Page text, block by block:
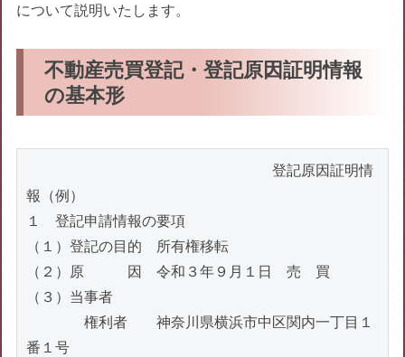
について説明いたします。
不動産売買登記・登記原因証明情報
の基本形
登記原因証明情
報（例）
１　登記申請情報の要項
（１）登記の目的　所有権移転
（２）原　　　因　令和３年９月１日　売　買
（３）当事者
権利者　　神奈川県横浜市中区関内一丁目１
番１号